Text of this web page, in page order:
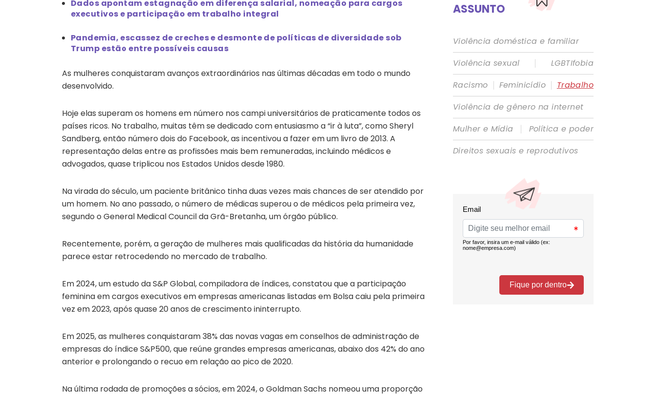
Dados apontam estagnação em diferença salarial, nomeação para cargos
executivos e participação em trabalho integral
Pandemia, escassez de creches e desmonte de políticas de diversidade sob
Trump estão entre possíveis causas
As mulheres conquistaram avanços extraordinários nas últimas décadas em todo o mundo
desenvolvido.
Hoje elas superam os homens em número nos campi universitários de praticamente todos os
países ricos. No trabalho, muitas têm se dedicado com entusiasmo a “ir à luta”, como Sheryl
Sandberg, então número dois do Facebook, as incentivou a fazer em um livro de 2013. A
representação delas entre as profissões mais bem remuneradas, incluindo médicos e
advogados, quase triplicou nos Estados Unidos desde 1980.
Na virada do século, um paciente britânico tinha duas vezes mais chances de ser atendido por
um homem. No ano passado, o número de médicas superou o de médicos pela primeira vez,
segundo o General Medical Council da Grã-Bretanha, um órgão público.
Recentemente, porém, a geração de mulheres mais qualificadas da história da humanidade
parece estar retrocedendo no mercado de trabalho.
Em 2024, um estudo da S&P Global, compiladora de índices, constatou que a participação
feminina em cargos executivos em empresas americanas listadas em Bolsa caiu pela primeira
vez em 2023, após quase 20 anos de crescimento ininterrupto.
Em 2025, as mulheres conquistaram 38% das novas vagas em conselhos de administração de
empresas do índice S&P500, que reúne grandes empresas americanas, abaixo dos 42% do ano
anterior e prolongando o recuo em relação ao pico de 2020.
Na última rodada de promoções a sócios, em 2024, o Goldman Sachs nomeou uma proporção
ASSUNTO
Violência doméstica e familiar
Violência sexual
|
LGBTIfobia
Racismo | Feminicídio | Trabalho
Violência de gênero na internet
Mulher e Mídia
|
Política e poder
Direitos sexuais e reprodutivos